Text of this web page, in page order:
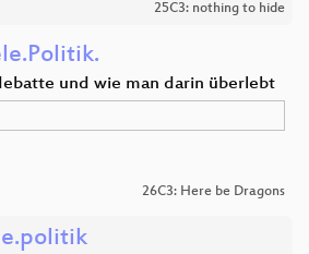
25C3: nothing to hide
und wie man darin überlebt
26C3: Here be Dragons